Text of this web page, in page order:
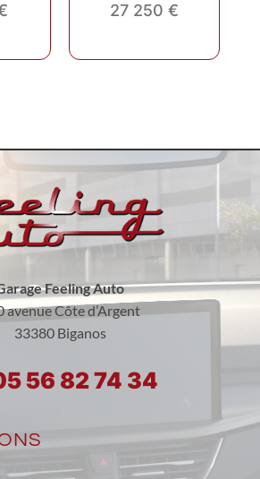
27 250 €
Feeling Auto
avenue Côte d’Argent
33380 Biganos
56 82 74 34